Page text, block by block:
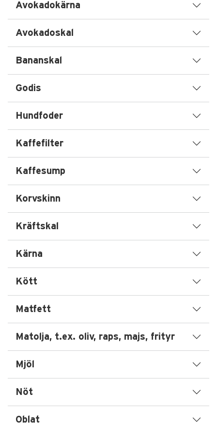
Avokadokärna
Avokadoskal
Bananskal
Godis
Hundfoder
Kaffefilter
Kaffesump
Korvskinn
Kräftskal
Kärna
Kött
Matfett
Matolja, t.ex. oliv, raps, majs, frityr
Mjöl
Nöt
Oblat